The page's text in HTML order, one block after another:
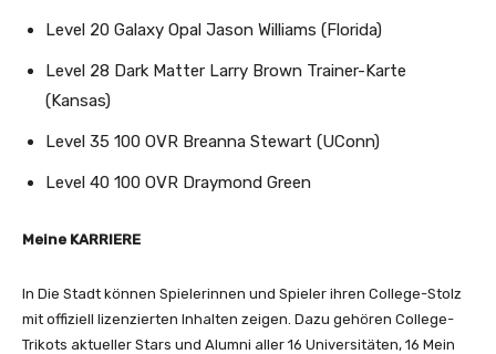
Level 20 Galaxy Opal Jason Williams (Florida)
Level 28 Dark Matter Larry Brown Trainer-Karte
(Kansas)
Level 35 100 OVR Breanna Stewart (UConn)
Level 40 100 OVR Draymond Green
Meine KARRIERE
In Die Stadt können Spielerinnen und Spieler ihren College-Stolz
mit offiziell lizenzierten Inhalten zeigen. Dazu gehören College-
Trikots aktueller Stars und Alumni aller 16 Universitäten, 16 Mein